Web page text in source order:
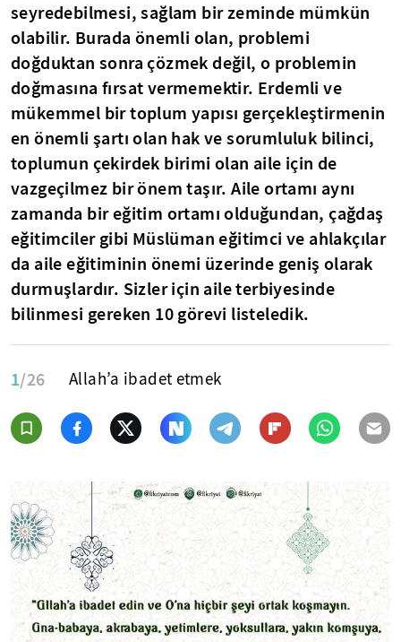
seyredebilmesi, sağlam bir zeminde mümkün
olabilir. Burada önemli olan, problemi
doğduktan sonra çözmek değil, o problemin
doğmasına fırsat vermemektir. Erdemli ve
mükemmel bir toplum yapısı gerçekleştirmenin
en önemli şartı olan hak ve sorumluluk bilinci,
toplumun çekirdek birimi olan aile için de
vazgeçilmez bir önem taşır. Aile ortamı aynı
zamanda bir eğitim ortamı olduğundan, çağdaş
eğitimciler gibi Müslüman eğitimci ve ahlakçılar
da aile eğitiminin önemi üzerinde geniş olarak
durmuşlardır. Sizler için aile terbiyesinde
bilinmesi gereken 10 görevi listeledik.
1/26 Allah’a ibadet etmek